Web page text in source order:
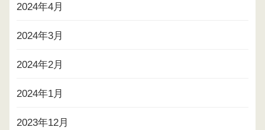
2024年4月
2024年3月
2024年2月
2024年1月
2023年12月